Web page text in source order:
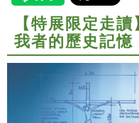
【特展限定走
我者的歷史記